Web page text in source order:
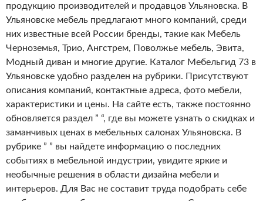
продукцию производителей и продавцов Ульяновска. В
Ульяновске мебель предлагают много компаний, среди
них известные всей России бренды, такие как Мебель
Черноземья, Трио, Ангстрем, Поволжье мебель, Эвита,
Модный диван и многие другие. Каталог Мебельгид 73 в
Ульяновске удобно разделен на рубрики. Присутствуют
описания компаний, контактные адреса, фото мебели,
характеристики и цены. На сайте есть, также постоянно
обновляется раздел ” “, где вы можете узнать о скидках и
заманчивых ценах в мебельных салонах Ульяновска. В
рубрике ” ” вы найдете информацию о последних
событиях в мебельной индустрии, увидите яркие и
необычные решения в области дизайна мебели и
интерьеров. Для Вас не составит труда подобрать себе